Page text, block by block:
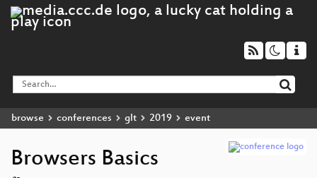
browse conferences glt 2019 event
Browsers Basics